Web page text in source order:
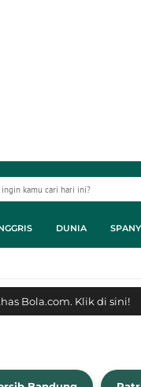
DUNIA
Bola.com. Klik di sini!